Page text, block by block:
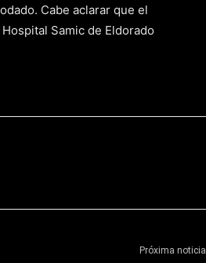
Cabe aclarar que el
Samic de Eldorado
Próxima noticia